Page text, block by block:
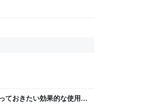
おきたい効果的な使用法